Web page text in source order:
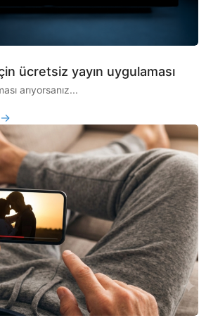
ücretsiz yayın uygulaması
arıyorsanız...
→